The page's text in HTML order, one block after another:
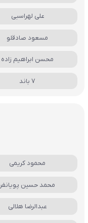
علی لهراسبی
مسعود صادقلو
محسن ابراهیم زاده
7 باند
محمود کریمی
محمد حسین پویانفر
عبدالرضا هلالی